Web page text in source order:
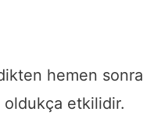
hemen sonra
etkilidir.